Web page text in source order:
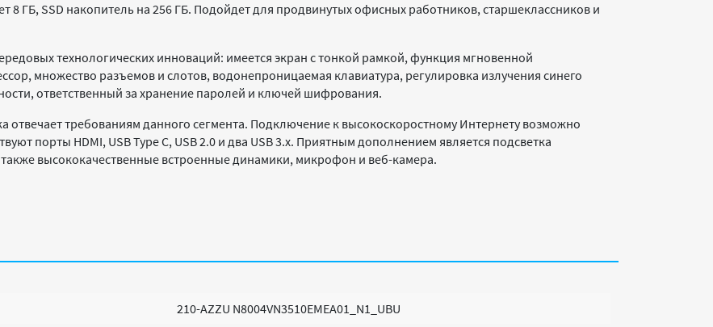
8 ГБ, SSD накопитель на 256 ГБ. Подойдет для продвинутых офисных работников, старшеклассников и
технологических инноваций: имеется экран с тонкой рамкой, функция мгновенной
множество разъемов и слотов, водонепроницаемая клавиатура, регулировка излучения синего
ответственный за хранение паролей и ключей шифрования.
отвечает требованиям данного сегмента. Подключение к высокоскоростному Интернету возможно
порты HDMI, USB Type C, USB 2.0 и два USB 3.x. Приятным дополнением является подсветка
высококачественные встроенные динамики, микрофон и веб-камера.
210-AZZU N8004VN3510EMEA01_N1_UBU